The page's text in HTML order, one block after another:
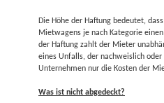
Die Höhe der Haftung bedeutet,
Mietwagens je nach Kategorie
der Haftung zahlt der Mieter
eines Unfalls, der nachweislich
Unternehmen nur die Kosten der
Was ist nicht abgedeckt?